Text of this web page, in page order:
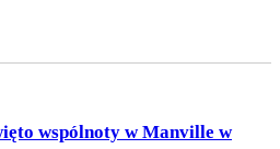
wspólnoty w Manville w